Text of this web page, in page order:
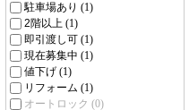
駐車場あり (1)
2階以上 (1)
即引渡し可 (1)
現在募集中 (1)
値下げ (1)
リフォーム (1)
オートロック (0)